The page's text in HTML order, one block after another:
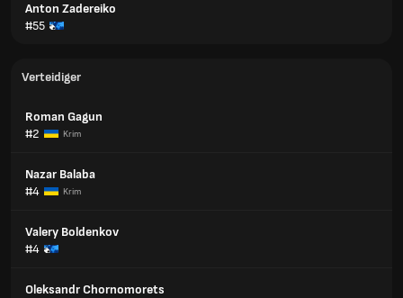
Anton Zadereiko
#55
Verteidiger
Roman Gagun
#2
Krim
Nazar Balaba
#4
Krim
Valery Boldenkov
#4
Oleksandr Chornomorets